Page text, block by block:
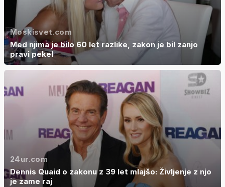
Moskisvet.com
Med njima je bilo 60 let razlike, zakon je bil zanjo
pravi pekel
24ur.com
Dennis Quaid o zakonu z 39 let mlajšo: Življenje z njo
je zame raj